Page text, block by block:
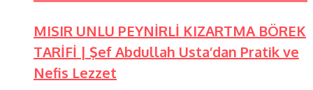
MISIR UNLU PEYNİRLİ KIZARTMA BÖREK
TARİFİ | Şef Abdullah Usta’dan Pratik ve
Nefis Lezzet